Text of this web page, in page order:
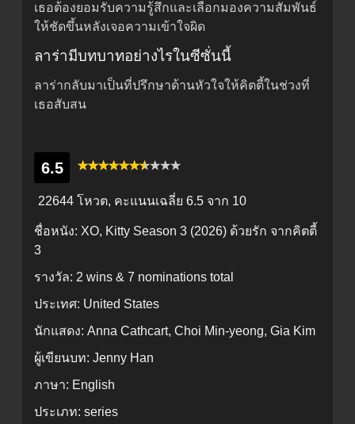
เธอต้องยอมรับความรู้สึกและเลือกมองความสัมพันธ์
ให้ชัดขึ้นหลังเจอความเข้าใจผิด
ลาร่ามีบทบาทอย่างไรในซีซั่นนี้
ลาร่ากลับมาเป็นที่ปรึกษาด้านหัวใจให้คิตตี้ในช่วงที่
เธอสับสน
6.5
22644 โหวต, คะแนนเฉลี่ย 6.5 จาก 10
ชื่อหนัง: XO, Kitty Season 3 (2026) ด้วยรัก จากคิตตี้
3
รางวัล: 2 wins & 7 nominations total
ประเทศ: United States
นักแสดง: Anna Cathcart, Choi Min-yeong, Gia Kim
ผู้เขียนบท: Jenny Han
ภาษา: English
ประเภท: series